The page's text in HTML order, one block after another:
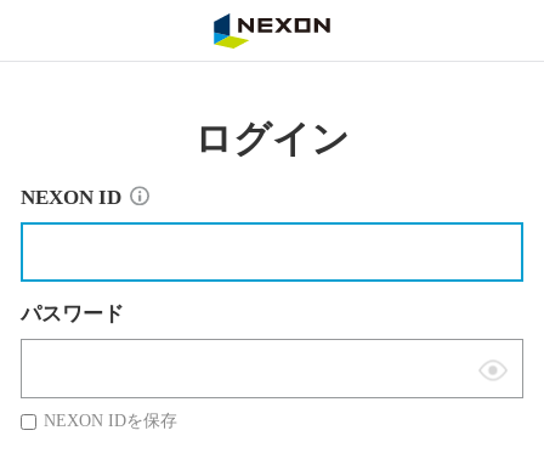
ログイン
NEXON ID
パスワード
表
NEXON IDを保存